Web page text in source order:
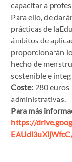
capacitar a
Para ello, de
prácticas de
ámbitos de
proporcionarán
hecho de
sostenible e
Coste: 280 euros
administrativas.
Para más
https://